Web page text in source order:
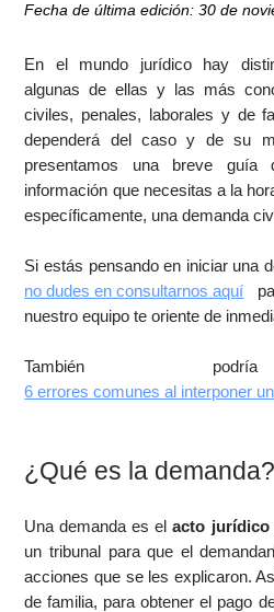
Fecha de última edición: 30 de
En el mundo jurídico hay
algunas de ellas y las más
civiles, penales, laborales y de
dependerá del caso y de su
presentamos una breve
información que necesitas a la
específicamente, una demanda
Si estás pensando en iniciar una
no dudes en consultarnos aquí
nuestro equipo te oriente de
También
6 errores comunes al interponer
¿Qué es la demanda?
Una demanda es elacto jurídico
un tribunal para que el
acciones que se les explicaron.
de familia, para obtener el pago